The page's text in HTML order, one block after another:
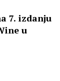
7. izdanju
u